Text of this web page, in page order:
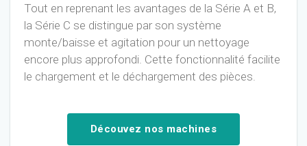
Tout en reprenant les avantages de la Série A et B,
la Série C se distingue par son système
monte/baisse et agitation pour un nettoyage
encore plus approfondi. Cette fonctionnalité facilite
le chargement et le déchargement des pièces.
Découvez nos machines